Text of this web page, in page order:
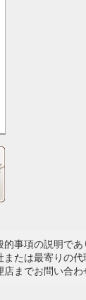
事項の説明で
たは最寄りの
までお問い合わ